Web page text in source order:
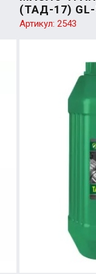
(ТАД-17)
Артикул: 2543